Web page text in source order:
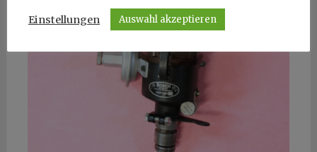
Einstellungen Auswahl akzeptieren